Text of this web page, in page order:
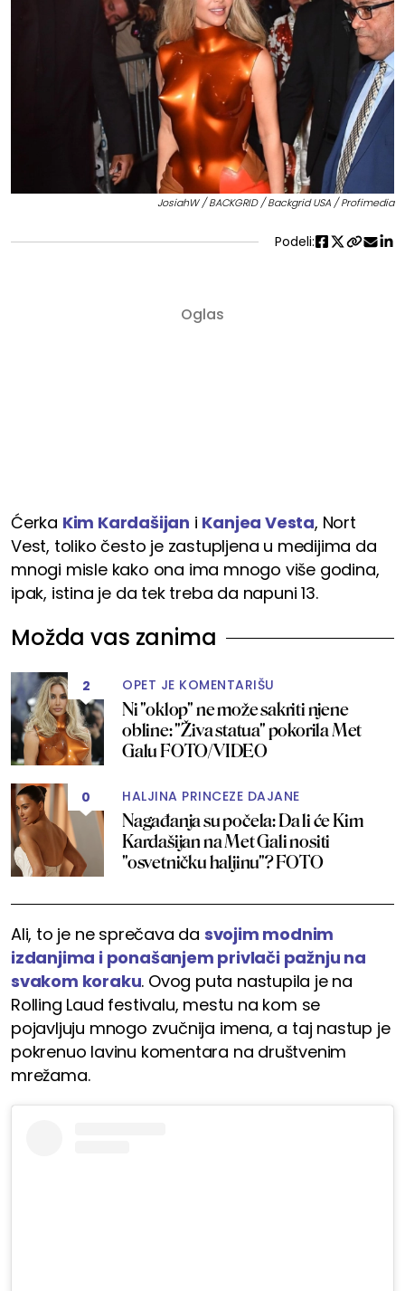
JosiahW / BACKGRID / Backgrid USA / Profimedia
Podeli:
Ćerka Kim Kardašijan i Kanjea Vesta, Nort
Vest, toliko često je zastupljena u medijima da
mnogi misle kako ona ima mnogo više godina,
ipak, istina je da tek treba da napuni 13.
Možda vas zanima
2 OPET JE KOMENTARIŠU
Ni "oklop" ne može sakriti njene
obline: "Živa statua" pokorila Met
Galu FOTO/VIDEO
0 HALJINA PRINCEZE DAJANE
Nagađanja su počela: Da li će Kim
Kardašijan na Met Gali nositi
"osvetničku haljinu"? FOTO
Ali, to je ne sprečava da svojim modnim
izdanjima i ponašanjem privlači pažnju na
svakom koraku. Ovog puta nastupila je na
Rolling Laud festivalu, mestu na kom se
pojavljuju mnogo zvučnija imena, a taj nastup je
pokrenuo lavinu komentara na društvenim
mrežama.